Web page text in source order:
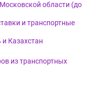
области (до
и транспортные
Казахстан
из транспортных